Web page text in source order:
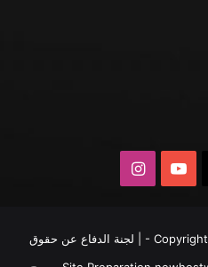
يوتيوبانستقرام
© Copyright 2026, All Rights Reserved - | لجنة الدفاع عن حقوق